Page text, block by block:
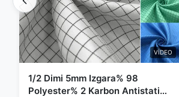
VIDEO
1/2 Dimi 5mm Izgara% 98
Polyester% 2 Karbon Antistatik